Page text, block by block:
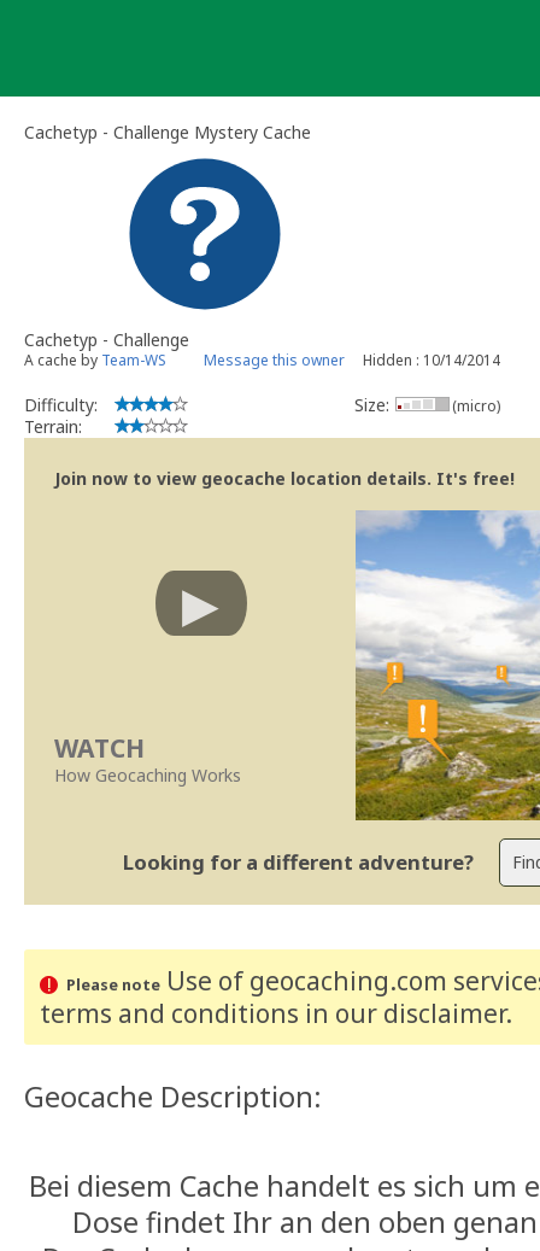
Cachetyp - Challenge Mystery Cache
Cachetyp - Challenge
A cache by Team-WS Message this owner Hidden : 10/14/2014
Difficulty:
Terrain:
Size: (micro)
Join now to view geocache location details. It's free!
WATCH
How Geocaching Works
Looking for a different adventure?
Please noteUse of geocaching.com
terms and conditions in our disclaimer.
Geocache Description:
Bei diesem Cache handelt es sich um
Dose findet Ihr an den oben